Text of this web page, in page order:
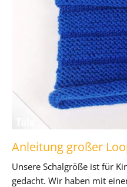
Anleitung großer
Unsere Schalgröße ist für
gedacht. Wir haben mit